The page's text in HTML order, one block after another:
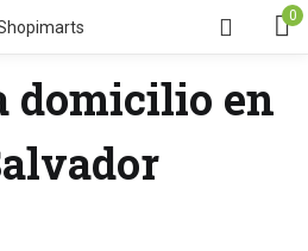
0
domicilio en